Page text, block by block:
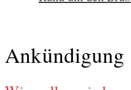
Ankündigung